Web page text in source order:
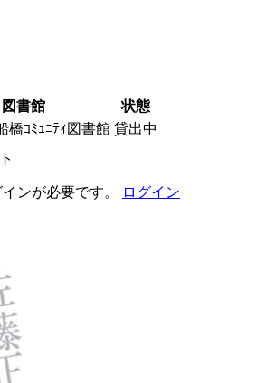
図書館
状態
橋ｺﾐｭﾆﾃｨ図書館 貸出中
ンが必要です。 ログイン